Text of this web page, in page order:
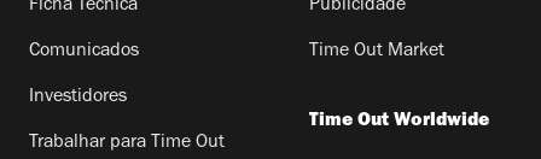
Ficha Técnica
Comunicados
Investidores
Trabalhar para Time Out
Publicidade
Time Out Market
Time Out Worldwide